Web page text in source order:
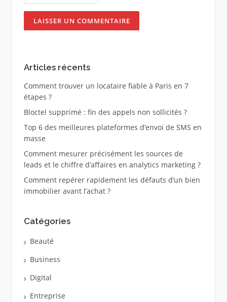
Articles récents
Comment trouver un locataire fiable à Paris en 7
étapes ?
Bloctel supprimé : fin des appels non sollicités ?
Top 6 des meilleures plateformes d’envoi de SMS en
masse
Comment mesurer précisément les sources de
leads et le chiffre d’affaires en analytics marketing ?
Comment repérer rapidement les défauts d’un bien
immobilier avant l’achat ?
Catégories
Beauté
Business
Digital
Entreprise